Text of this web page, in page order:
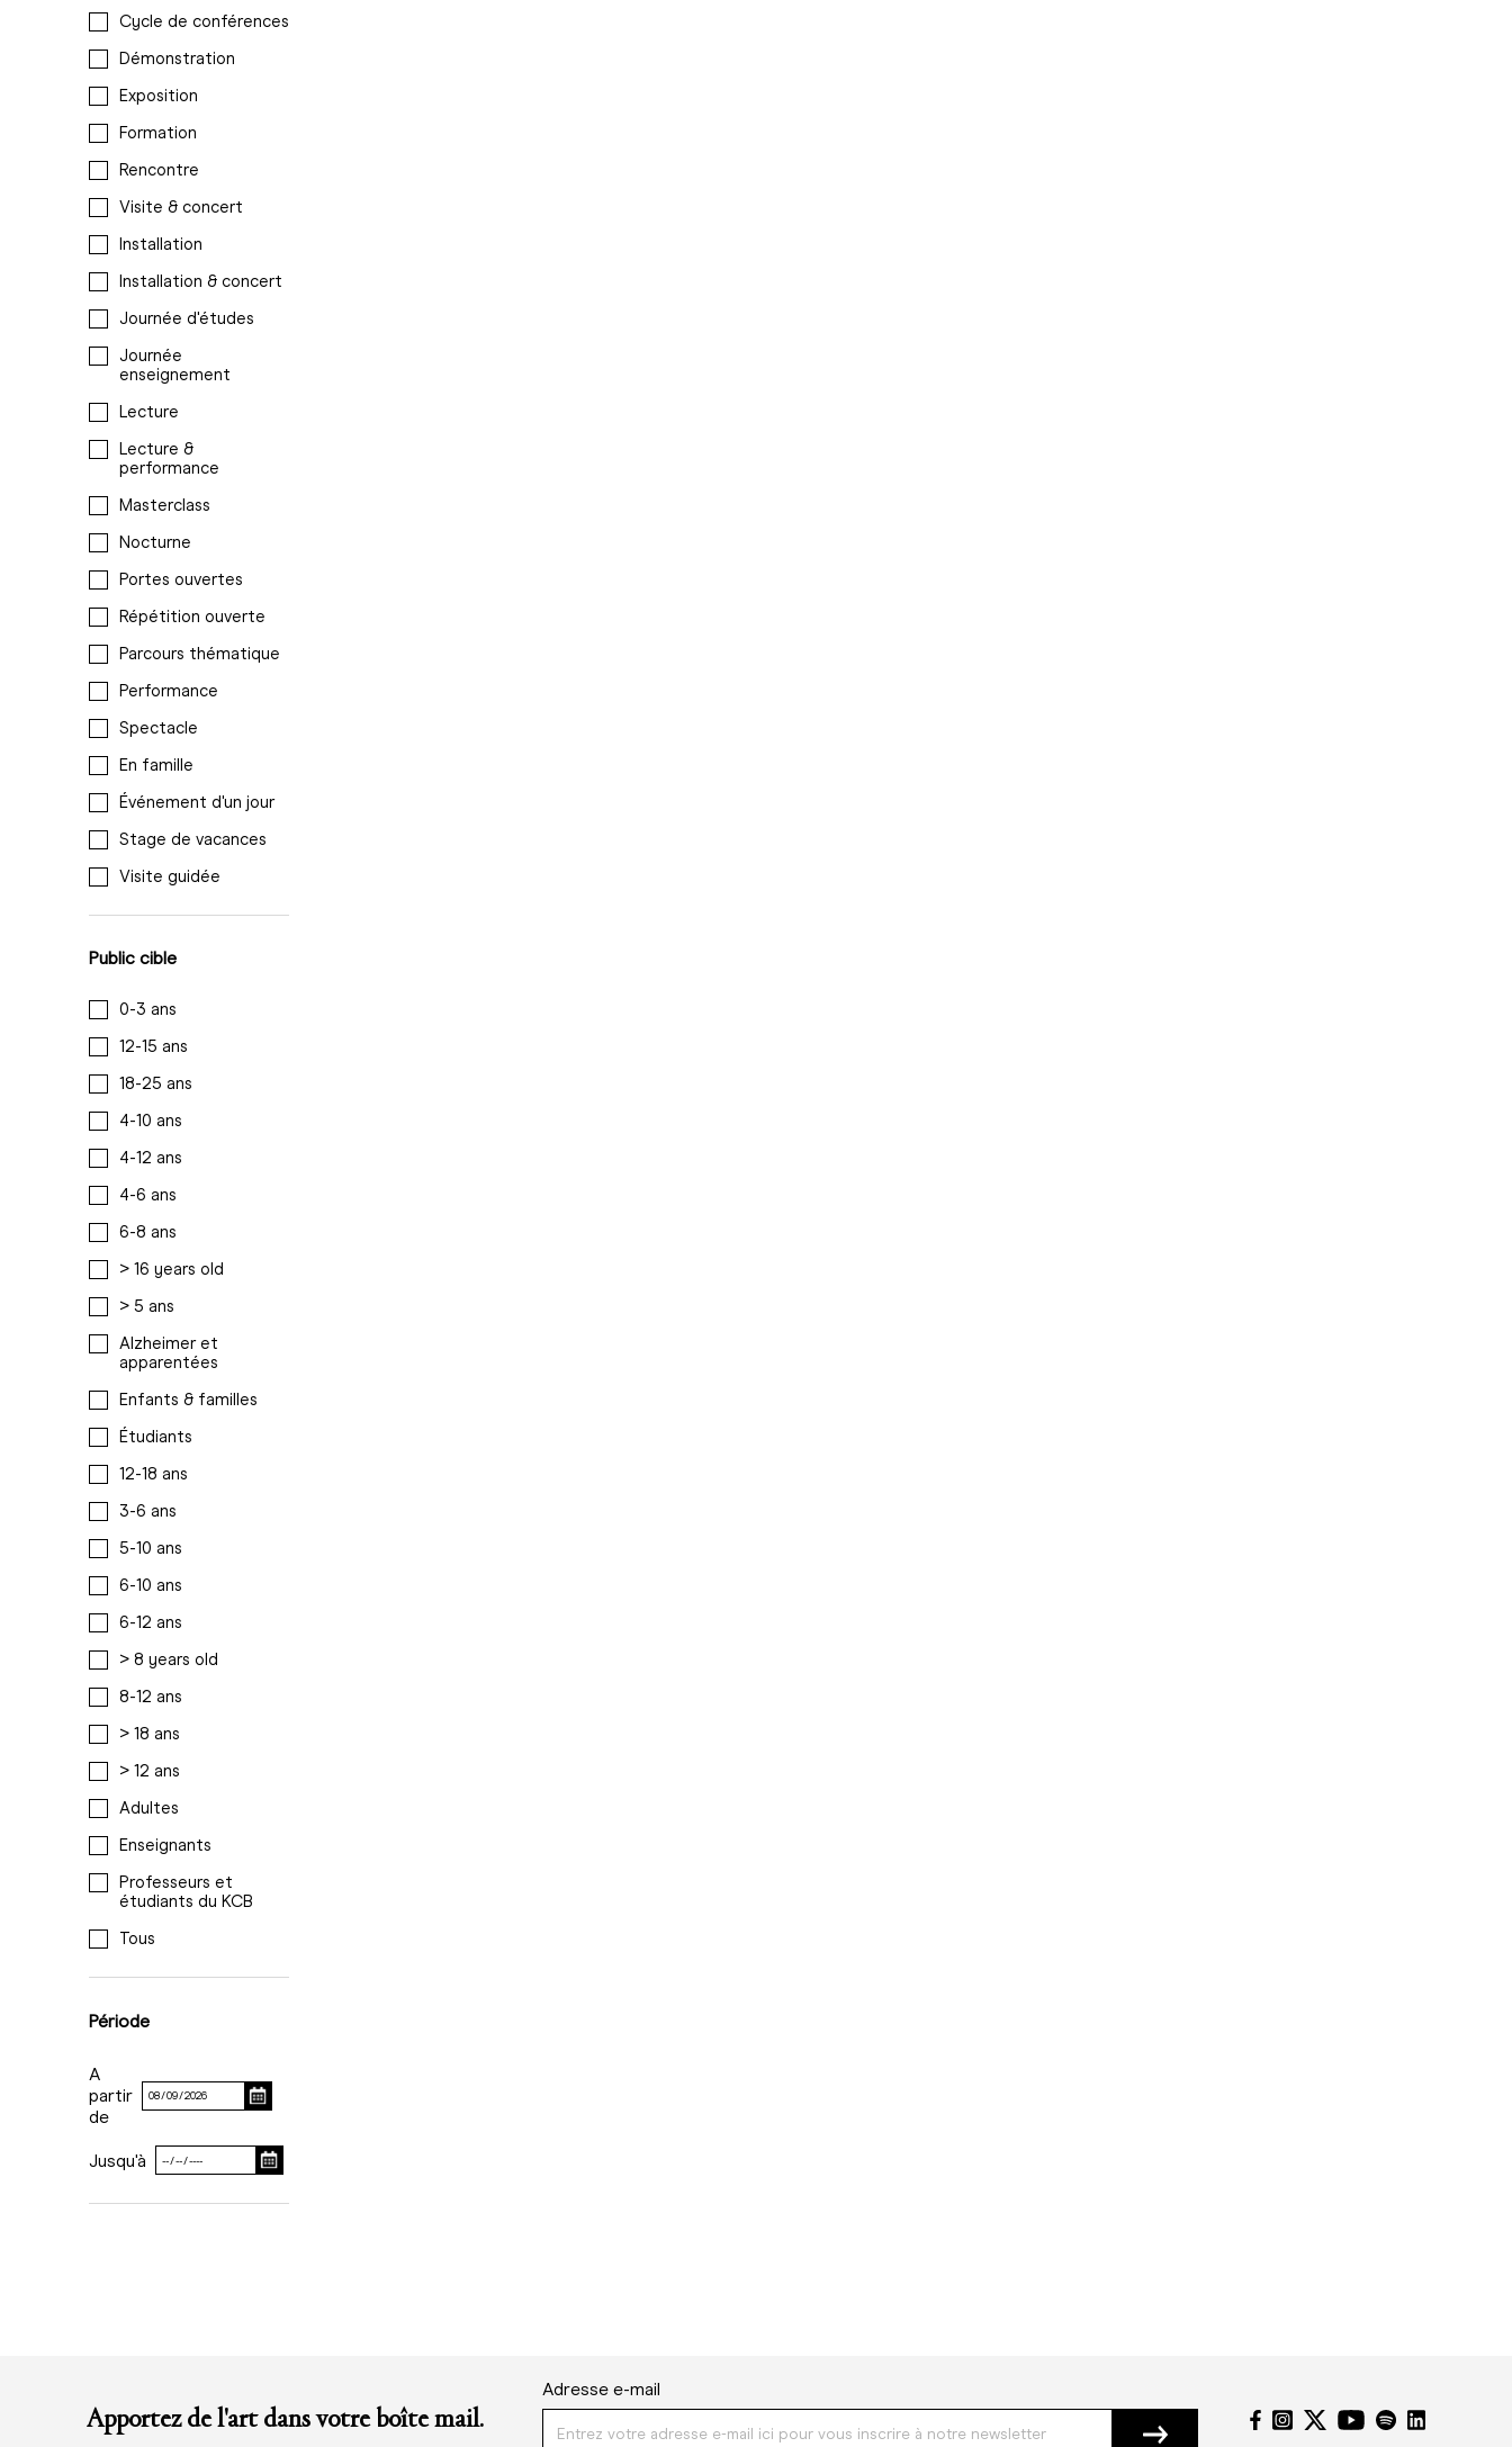
Cycle de conférences
Démonstration
Exposition
Formation
Rencontre
Visite & concert
Installation
Installation & concert
Journée d'études
Journée
enseignement
Lecture
Lecture &
performance
Masterclass
Nocturne
Portes ouvertes
Répétition ouverte
Parcours thématique
Performance
Spectacle
En famille
Événement d'un jour
Stage de vacances
Visite guidée
Public cible
0-3 ans
12-15 ans
18-25 ans
4-10 ans
4-12 ans
4-6 ans
6-8 ans
> 16 years old
> 5 ans
Alzheimer et
apparentées
Enfants & familles
Étudiants
12-18 ans
3-6 ans
5-10 ans
6-10 ans
6-12 ans
> 8 years old
8-12 ans
> 18 ans
> 12 ans
Adultes
Enseignants
Professeurs et
étudiants du KCB
Tous
Période
A
partir
de
Jusqu'à
Apportez de l'art dans votre boîte mail.
Adresse e-mail